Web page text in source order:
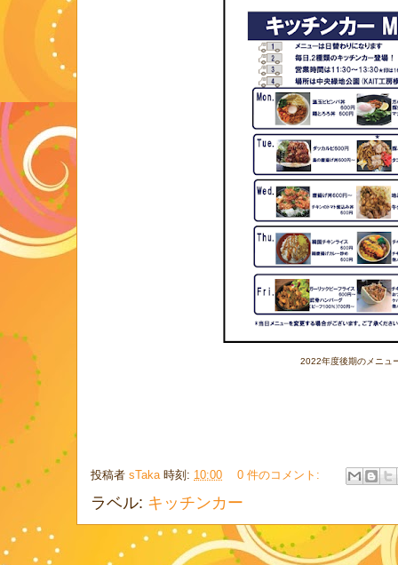
2022年度後期のメニュ
投稿者 sTaka 時刻: 10:00 0 件のコメント:
ラベル: キッチンカー